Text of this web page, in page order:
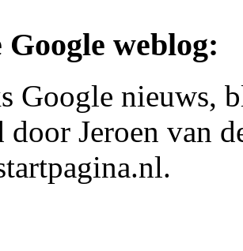
Google weblog:
Google nieuws,
door Jeroen van